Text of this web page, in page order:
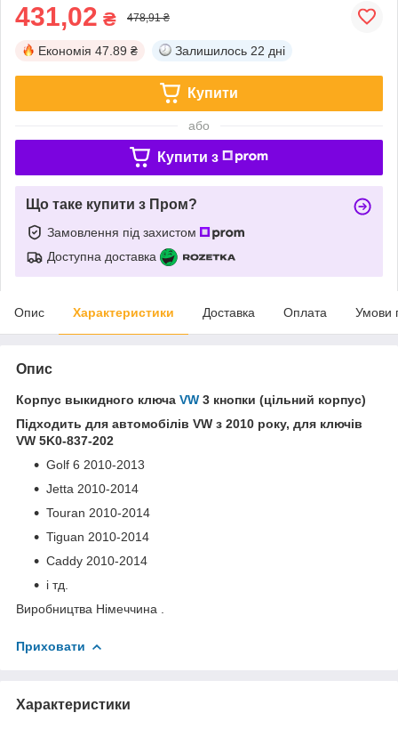
431,02 ₴ 478,91 ₴
Економія 47.89 ₴ Залишилось 22 дні
Купити
або
Купити з
Що таке купити з Пром?
Замовлення під захистом
Доступна доставка
Опис Характеристики Доставка Оплата Умови
Опис
Корпус выкидного ключа VW 3 кнопки (цільний корпус)
Підходить для автомобілів VW з 2010 року, для ключів
VW 5K0-837-202
Golf 6 2010-2013
Jetta 2010-2014
Touran 2010-2014
Tiguan 2010-2014
Caddy 2010-2014
і тд.
Виробництва Німеччина .
Приховати
Характеристики